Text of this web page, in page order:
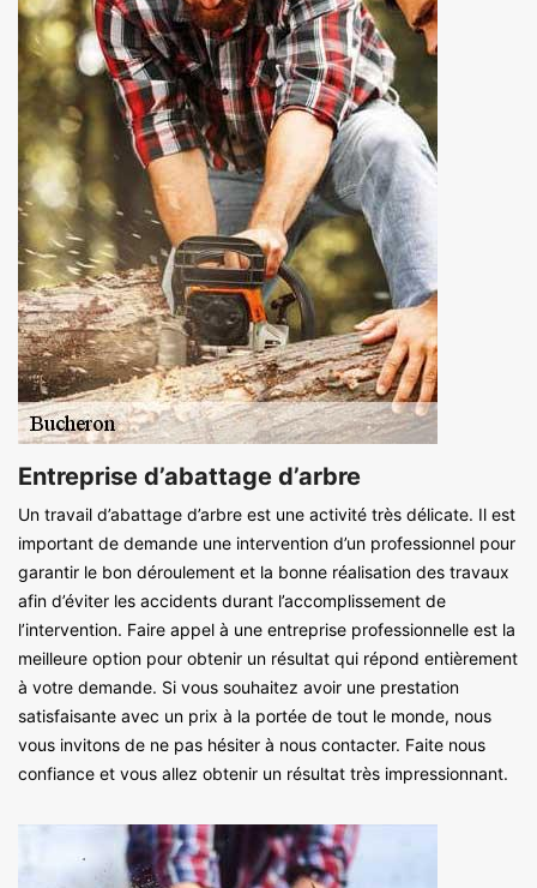
Entreprise d’abattage d’arbre
Un travail d’abattage d’arbre est une activité très délicate. Il est
important de demande une intervention d’un professionnel pour
garantir le bon déroulement et la bonne réalisation des travaux
afin d’éviter les accidents durant l’accomplissement de
l’intervention. Faire appel à une entreprise professionnelle est la
meilleure option pour obtenir un résultat qui répond entièrement
à votre demande. Si vous souhaitez avoir une prestation
satisfaisante avec un prix à la portée de tout le monde, nous
vous invitons de ne pas hésiter à nous contacter. Faite nous
confiance et vous allez obtenir un résultat très impressionnant.